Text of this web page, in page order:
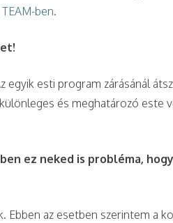
TEAM-ben.
egyik esti program zárásánál
és meghatározó este
ez neked is probléma,
Ebben az esetben szerintem a